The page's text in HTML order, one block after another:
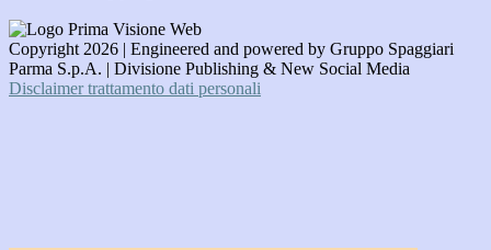
Copyright 2026 | Engineered and powered by Gruppo Spaggiari
Parma S.p.A. | Divisione Publishing & New Social Media
Disclaimer trattamento dati personali